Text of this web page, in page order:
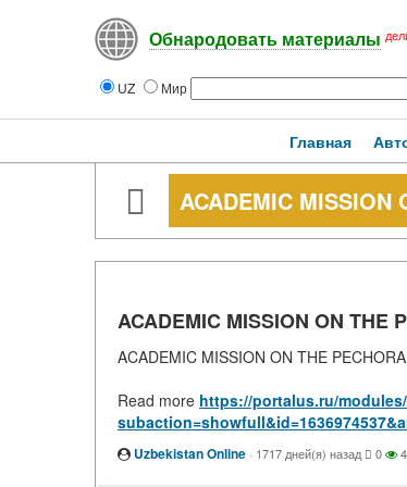
Обнародовать материалы
UZ Мир
Главная
ACADEMIC MISSION
ACADEMIC MISSION ON THE
ACADEMIC MISSION ON THE PECHORA
Read more https://portalus.ru/
Uzbekistan Online · 1717 дней(я) назад 0